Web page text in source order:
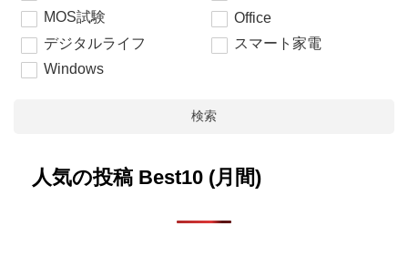
MOS試験
Office
デジタルライフ
スマート家電
Windows
検索
人気の投稿 Best10 (月間)